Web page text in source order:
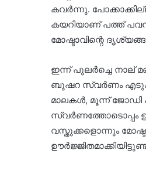
കവർന്നു.
കയറിയാണ് പത്ത് പവൻ
മോഷ്ടാവിന്റെ
ഇന്ന് പുലർച്ചെ നാല്
ബുഷറ സ്വർണം
മാലകൾ, മൂന്ന് ജോഡി
സ്വർണത്തോടൊപ്പം
വസ്തുക്കളൊന്നും